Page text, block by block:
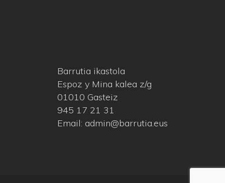
Barrutia ikastola
Espoz y Mina kalea z/g
01010 Gasteiz
945 17 21 31
Email: admin@barrutia.eus